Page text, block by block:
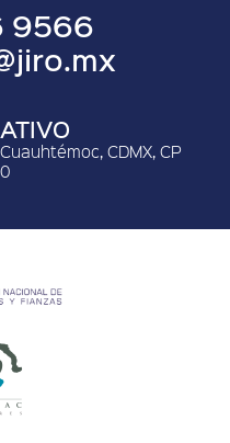
9566
CDMX, CP